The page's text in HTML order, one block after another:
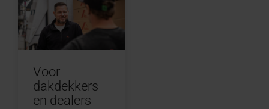
Voor
dakdekkers
en dealers